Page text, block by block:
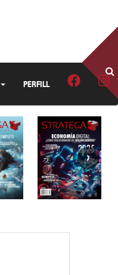
PERFILL
›